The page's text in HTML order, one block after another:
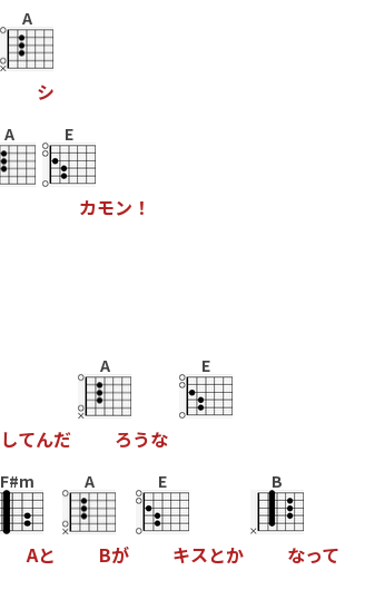
A
シ
A E
カモン ！
してんだ
A
ろうな
E
F#m
Aと
A
Bが
E
キスとか
B
なって